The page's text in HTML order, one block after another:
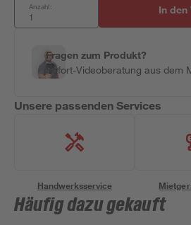
Anzahl: In den
Fragen zum Produkt?
Sofort-Videoberatung aus dem
Unsere passenden Services
Handwerksservice
Häufig dazu gekauft